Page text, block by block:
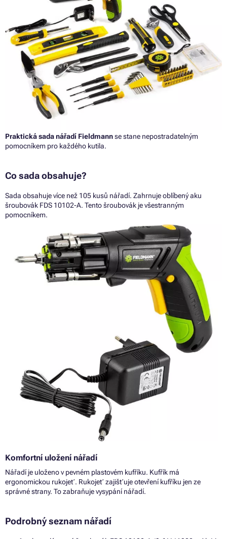
Praktická sada nářadí Fieldmannse stane nepostradatelným
pomocníkem pro každého kutila.
Co sada obsahuje?
Sada obsahuje více než 105 kusů nářadí. Zahrnuje oblíbený aku
šroubovák FDS 10102-A. Tento šroubovák je všestranným
pomocníkem.
Komfortní uložení nářadí
Nářadí je uloženo v pevném plastovém kufříku. Kufřík má
ergonomickou rukojeť. Rukojeť zajišťuje otevření kufříku jen ze
správné strany. To zabraňuje vysypání nářadí.
Podrobný seznam nářadí